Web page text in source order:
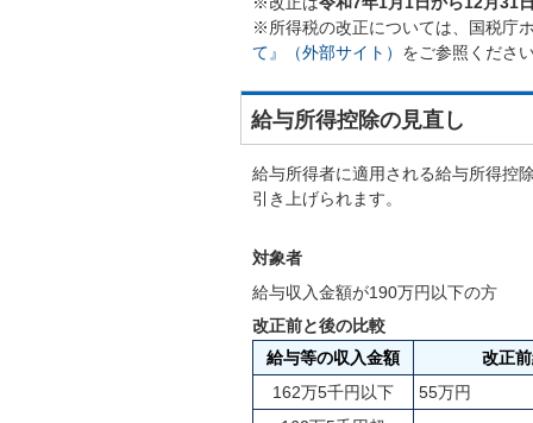
※所得税の改正については、国税庁
て』（外部サイト） をご参照くださ
給与所得控除の見直し
給与所得者に適用される給与所得控
引き上げられます。
対象者
給与収入金額が190万円以下の方
改正前と後の比較
給与等の収入金額
改正
162万5千円以下
55万円